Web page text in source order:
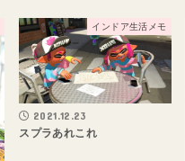
インドア生活メモ
2021.12.23
スプラあれこれ